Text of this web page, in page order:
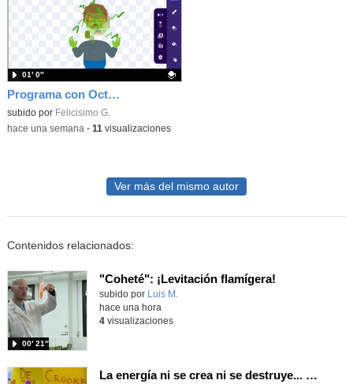
Programa con OctoStudio, un juego homenajeando al House of the dead con Zombies
Contenido educativo.
subido por Felicisimo G.
01′ 0″
-hace una semana - 11 visualizaciones
Ver más del mismo autor
Contenidos relacionados:
"Coheté": ¡Levitación flamígera!
Contenido educativo.
subido por Luis M.
00′ 21″
hace una hora
4visualizaciones
La energía ni se crea ni se destruye... ¡se experimenta! El Tierno en la Feria Madrid es Ciencia 2026